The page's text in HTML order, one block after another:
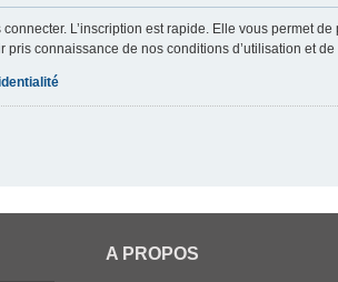
L’inscription est rapide. Elle vous permet
pris connaissance de nos conditions d’utilisation et
A PROPOS